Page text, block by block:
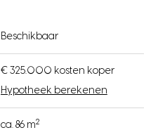
Beschikbaar
€ 325.000 kosten koper
Hypotheek berekenen
ca. 86 m2